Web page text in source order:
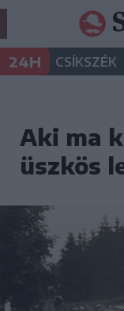
24H CSÍKSZÉK
Aki ma
üszkös